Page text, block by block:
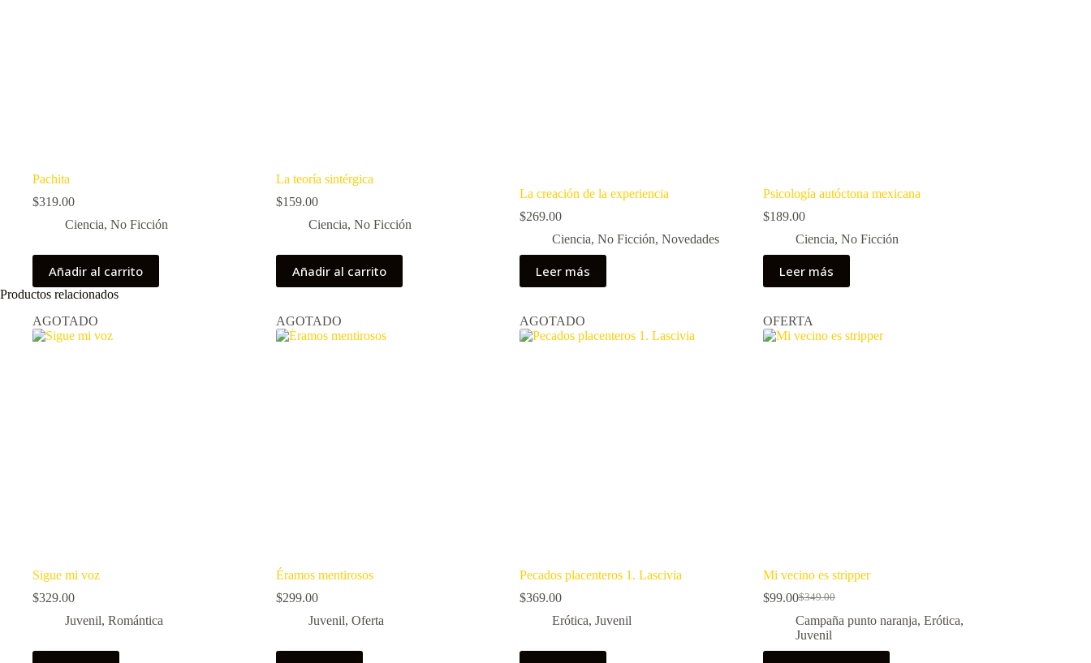
Pachita
$319.00
Ciencia, No Ficción
Añadir al carrito
La teoría sintérgica
$159.00
Ciencia, No Ficción
Añadir al carrito
La creación de la experiencia
$269.00
Ciencia, No Ficción, Novedades
Leer más
Psicología autóctona mexicana
$189.00
Ciencia, No Ficción
Leer más
Productos relacionados
AGOTADO
Sigue mi voz
$329.00
Juvenil, Romántica
AGOTADO
Éramos mentirosos
$299.00
Juvenil, Oferta
AGOTADO
Pecados placenteros 1. Lascivia
$369.00
Erótica, Juvenil
OFERTA
Mi vecino es stripper
$349.00
El
precio
original
$99.00El
precio
actual
Campaña punto naranja, Erótica,
Juvenil